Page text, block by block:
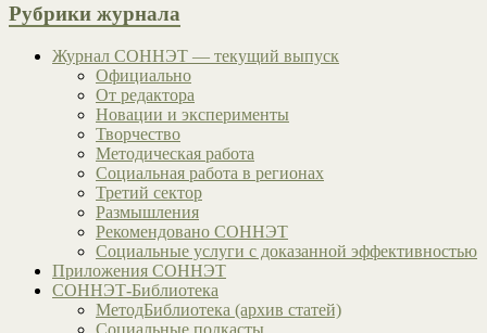
Рубрики журнала
Журнал СОННЭТ — текущий выпуск
Официально
От редактора
Новации и эксперименты
Творчество
Методическая работа
Социальная работа в регионах
Третий сектор
Размышления
Рекомендовано СОННЭТ
Социальные услуги с доказанной эффективностью
Приложения СОННЭТ
СОННЭТ-Библиотека
МетодБиблиотека (архив статей)
Социальные подкасты